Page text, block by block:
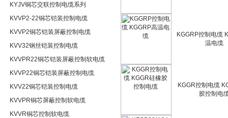
KYJV铜芯交联控制电缆系列
KVVP2-22铜芯铠装控制电缆
KVVP2铜芯铠装屏蔽控制电缆
KVV32钢丝铠装控制电缆
KVVPR22铜芯铠装屏蔽控制软电缆
KVVP22铜芯铠装屏蔽控制电缆
KVV22铜芯铠装控制电缆
KVVPR铜芯屏蔽控制软电缆
KVVR铜芯控制软电缆
KGGRP控制电缆
温电缆
KGGR控制电缆
胶控制电